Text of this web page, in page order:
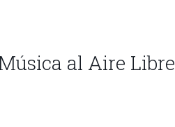
al Aire Libre